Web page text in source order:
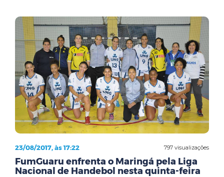
797 visualizações
23/08/2017, às 17:22
FumGuaru enfrenta o Maringá pela Liga
Nacional de Handebol nesta quinta-feira